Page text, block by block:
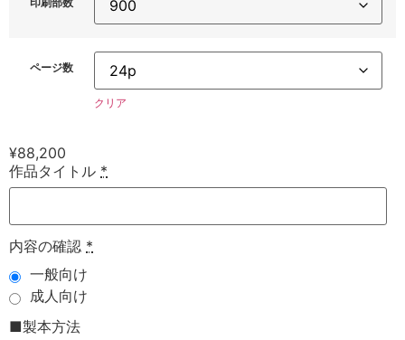
ページ数
クリア
¥88,200
作品タイトル *
内容の確認 *
一般向け
成人向け
■製本方法